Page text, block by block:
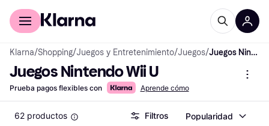
Comprar con Klarna
Klarna/Shopping/Juegos y Entretenimiento/Juegos/ Juegos Nintendo Wii U
Juegos Nintendo Wii U
Prueba pagos flexibles con Aprende cómo
62 productos Filtros Popularidad